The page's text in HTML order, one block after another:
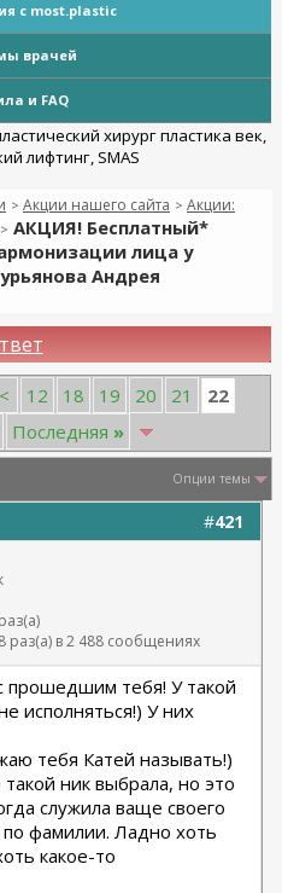
с most.plastic
врачей
и FAQ
> Акции нашего сайта > Акции:
> АКЦИЯ! Бесплатный*
лица у
Андрея
< 12 18 19 20 21
22
Последняя »
Опции темы
#421
раз(а) в 2 488 сообщениях
прошедшим тебя! У такой
исполняться!) У них
тебя Катей называть!)
ник выбрала, но это
служила ваще своего
фамилии. Ладно хоть
какое-то